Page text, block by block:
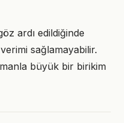
ardı edildiğinde
sağlamayabilir.
büyük bir birikim